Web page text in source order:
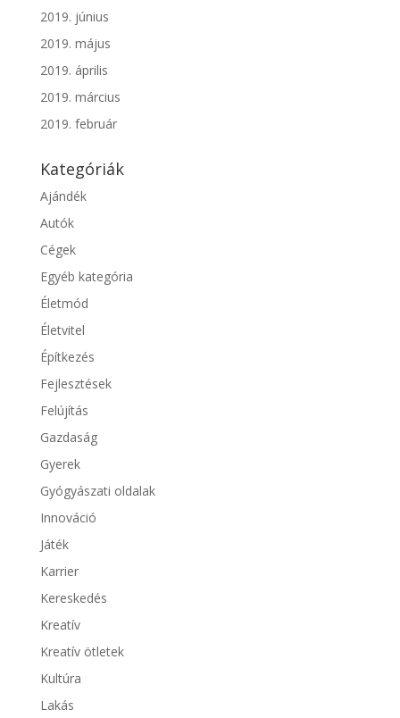
2019. június
2019. május
2019. április
2019. március
2019. február
Kategóriák
Ajándék
Autók
Cégek
Egyéb kategória
Életmód
Életvitel
Építkezés
Fejlesztések
Felújítás
Gazdaság
Gyerek
Gyógyászati oldalak
Innováció
Játék
Karrier
Kereskedés
Kreatív
Kreatív ötletek
Kultúra
Lakás